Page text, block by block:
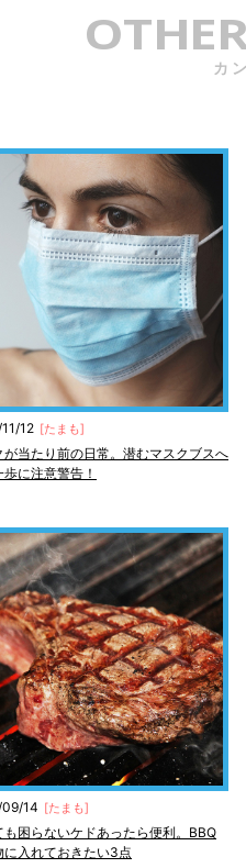
カ
12 [たまも]
が当たり前の日常。潜むマスクブスへ
に注意警告！
14 [たまも]
も困らないケドあったら便利。BBQ
に入れておきたい3点